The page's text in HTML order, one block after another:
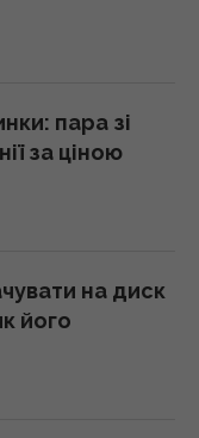
пара зі
за ціною
на диск
його